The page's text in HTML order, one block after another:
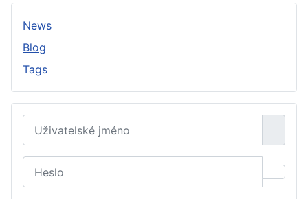
News
Blog
Tags
Uživatelské jméno